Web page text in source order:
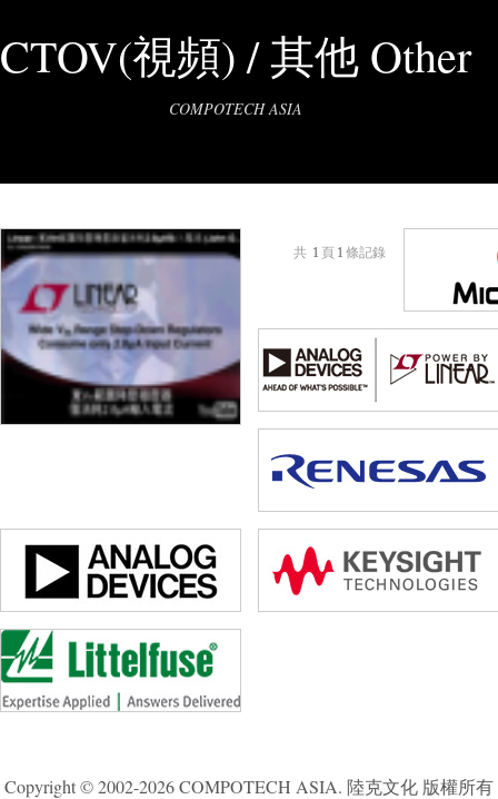
CTOV(視頻) / 其他 Other
COMPOTECH ASIA
共 1 頁 1 條記錄
Copyright © 2002-2026 COMPOTECH ASIA. 陸克文化 版權所有